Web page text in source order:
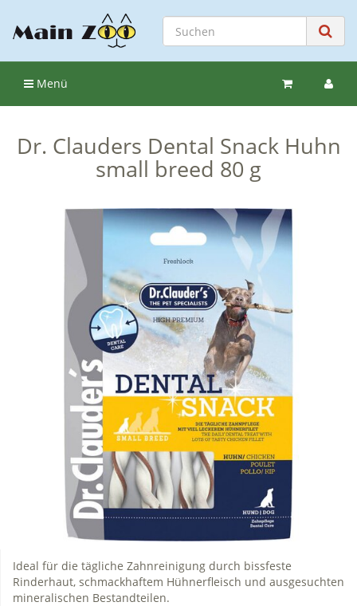
Menü
Dr. Clauders Dental Snack Huhn
small breed 80 g
Ideal für die tägliche Zahnreinigung durch bissfeste
Rinderhaut, schmackhaftem Hühnerfleisch und ausgesuchten
mineralischen Bestandteilen.